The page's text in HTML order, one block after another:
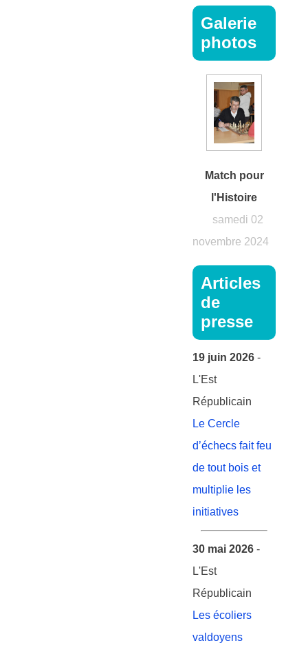
Galerie
photos
Match pour
l'Histoire
samedi 02
novembre 2024
Articles
de
presse
19 juin 2026 -
L'Est
Républicain
Le Cercle
d’échecs fait feu
de tout bois et
multiplie les
initiatives
30 mai 2026 -
L'Est
Républicain
Les écoliers
valdoyens